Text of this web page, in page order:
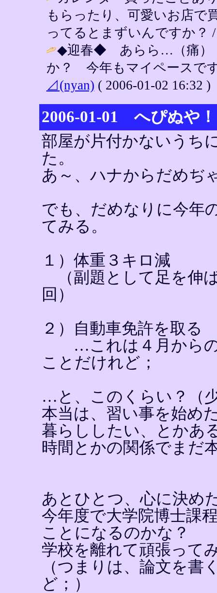
もらったり、可愛いお店で
ってるとまずいんですか？
◆迎春◆ あらら…（痛）
か？ 今年もマイペースで
⊿(nyan) ( 2006-01-02 16:32 )
2006-01-01 へぴぬや！
部屋が片付かないうち
た。
あ～、ハナからだめぢ
でも、だめなりに今年
てみる。
１）体重３キロ減
（副題として足を伸
回）
２）自動車免許を取る
…これは４月からの
ことだけれど；
…と、このくらい？（
本当は、習い事を始め
暮らししたい、とかあ
時間とかの関係でまだ
あとひとつ、心に決め
今年度で大学院博士課
ことになるのかな？
学校を離れて頑張って
（つまりは、論文を書
ど；）